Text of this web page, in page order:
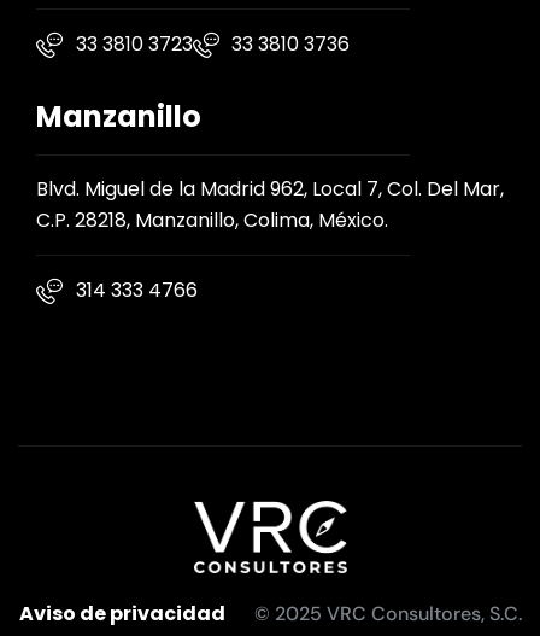
33 3810 3723 33 3810 3736
Manzanillo
Blvd. Miguel de la Madrid 962, Local 7, Col. Del Mar,
C.P. 28218, Manzanillo, Colima, México.
314 333 4766
Aviso de privacidad © 2025 VRC Consultores, S.C.